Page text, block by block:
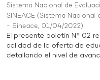
Sistema Nacional de
SINEACE (Sistema Nacional
- Sineace, 01/04/2022)
El presente boletín N° 02
calidad de la oferta de
detallando el nivel de